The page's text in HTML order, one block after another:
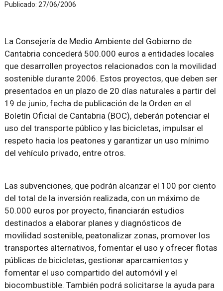
Publicado: 27/06/2006
La Consejería de Medio Ambiente del Gobierno de
Cantabria concederá 500.000 euros a entidades locales
que desarrollen proyectos relacionados con la movilidad
sostenible durante 2006. Estos proyectos, que deben ser
presentados en un plazo de 20 días naturales a partir del
19 de junio, fecha de publicación de la Orden en el
Boletín Oficial de Cantabria (BOC), deberán potenciar el
uso del transporte público y las bicicletas, impulsar el
respeto hacia los peatones y garantizar un uso mínimo
del vehículo privado, entre otros.
Las subvenciones, que podrán alcanzar el 100 por ciento
del total de la inversión realizada, con un máximo de
50.000 euros por proyecto, financiarán estudios
destinados a elaborar planes y diagnósticos de
movilidad sostenible, peatonalizar zonas, promover los
transportes alternativos, fomentar el uso y ofrecer flotas
públicas de bicicletas, gestionar aparcamientos y
fomentar el uso compartido del automóvil y el
biocombustible. También podrá solicitarse la ayuda para